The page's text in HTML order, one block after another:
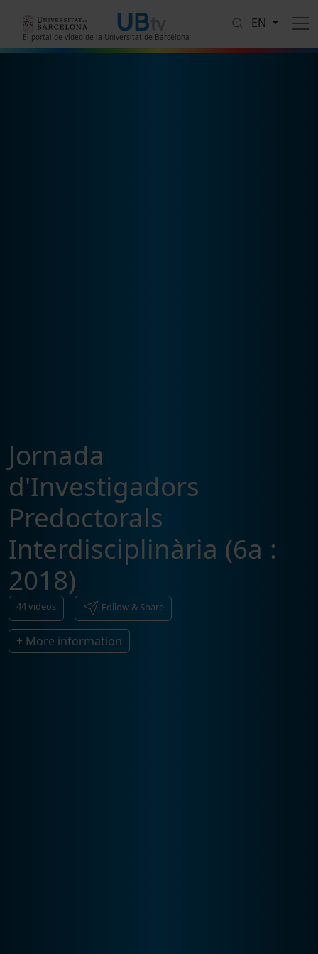
El portal de vídeo de la Universitat de Barcelona
EN
Jornada
d'Investigadors
Predoctorals
Interdisciplinària (6a :
2018)
44videos Follow & Share
+ More information